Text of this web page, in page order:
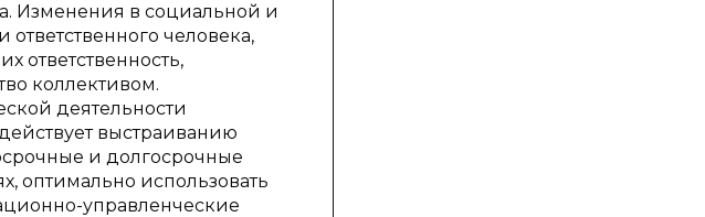
Изменения в социальной и
человека,
ответственность,
коллективом.
деятельности
выстраиванию
и долгосрочные
оптимально использовать
управленческие